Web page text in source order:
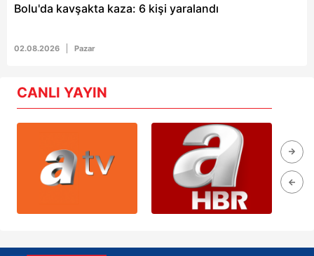
Bolu'da kavşakta kaza: 6 kişi yaralandı
02.08.2026 Pazar
CANLI YAYIN